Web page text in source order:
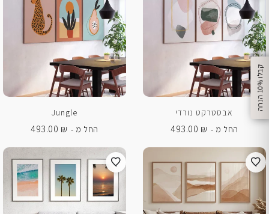
ק
ב
ל
ו
1
0
%
ה
נ
ח
ה
אבסטרקט נורדי
החל מ -
493.00 ₪
Jungle
החל מ -
493.00 ₪